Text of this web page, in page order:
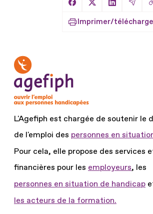
Partager sur
Partager sur X
Partager
Imprimer/
L'Agefiph est chargée de soutenir le
de l'emploi des personnes en
Pour cela, elle propose des services
financières pour les employeurs, les
personnes en situation de handicap
les acteurs de la formation.